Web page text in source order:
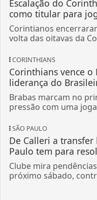
Escalação do
como titular para
Corintianos
volta das oitavas da
CORINTHIANS
Corinthians vence
liderança do
Brabas marcam no
pressão com uma
SÃO PAULO
De Calleri a
Paulo tem para
Clube mira
próximo sábado,